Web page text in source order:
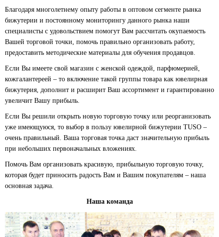
Благодаря многолетнему опыту работы в оптовом сегменте рынка
бижутерии и постоянному мониторингу данного рынка наши
специалисты с удовольствием помогут Вам рассчитать окупаемость
Вашей торговой точки, помочь правильно организовать работу,
предоставить методические материалы для обучения продавцов.
Если Вы имеете свой магазин с женской одеждой, парфюмерией,
кожгалантереей – то включение такой группы товара как ювелирная
бижутерия, дополнит и расширит Ваш ассортимент и гарантированно
увеличит Вашу прибыль.
Если Вы решили открыть новую торговую точку или реорганизовать
уже имеющуюся, то выбор в пользу ювелирной бижутерии TUSO –
очень правильный. Ваша торговая точка даст значительную прибыль
при небольших первоначальных вложениях.
Помочь Вам организовать красивую, прибыльную торговую точку,
которая будет приносить радость Вам и Вашим покупателям – наша
основная задача.
Наша команда